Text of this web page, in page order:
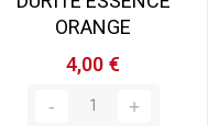
ORANGE
4,00 €